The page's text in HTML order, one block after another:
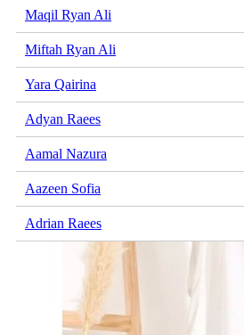
Maqil Ryan Ali
Miftah Ryan Ali
Yara Qairina
Adyan Raees
Aamal Nazura
Aazeen Sofia
Adrian Raees